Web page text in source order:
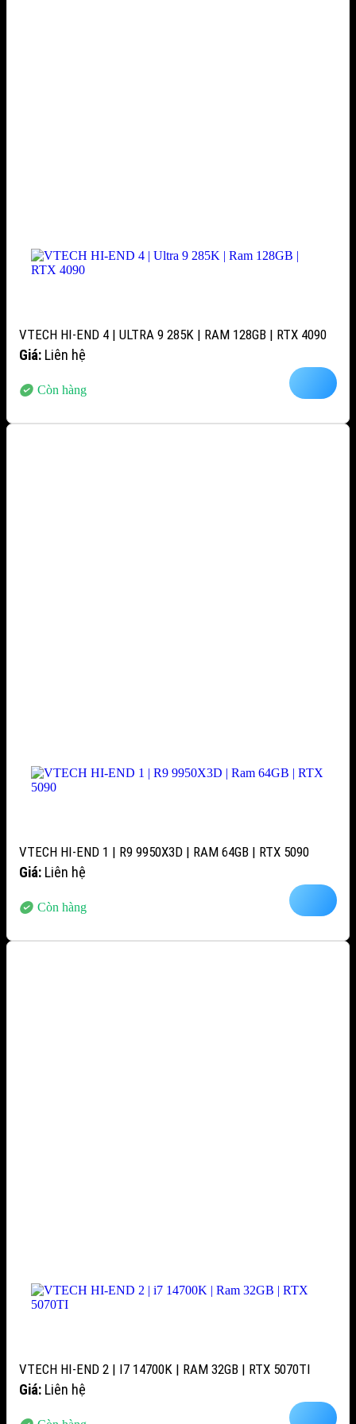
VTECH HI-END 4 | ULTRA 9 285K | RAM 128GB | RTX 4090
Giá: Liên hệ
Còn hàng
VTECH HI-END 1 | R9 9950X3D | RAM 64GB | RTX 5090
Giá: Liên hệ
Còn hàng
VTECH HI-END 2 | I7 14700K | RAM 32GB | RTX 5070TI
Giá: Liên hệ